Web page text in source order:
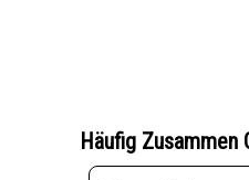
Häufig Zusammen